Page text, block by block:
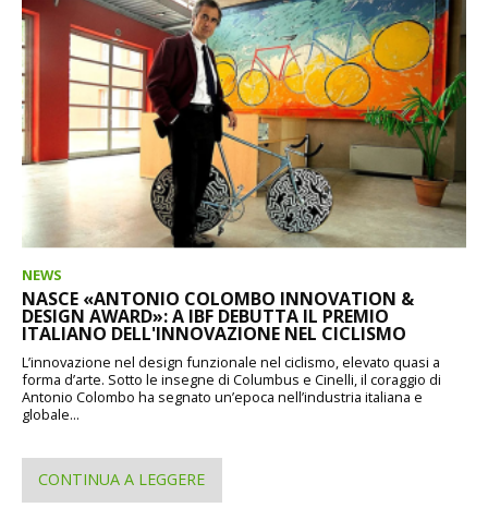
NEWS
NASCE «ANTONIO COLOMBO INNOVATION &
DESIGN AWARD»: A IBF DEBUTTA IL PREMIO
ITALIANO DELL'INNOVAZIONE NEL CICLISMO
L’innovazione nel design funzionale nel ciclismo, elevato quasi a
forma d’arte. Sotto le insegne di Columbus e Cinelli, il coraggio di
Antonio Colombo ha segnato un’epoca nell’industria italiana e
globale...
CONTINUA A LEGGERE